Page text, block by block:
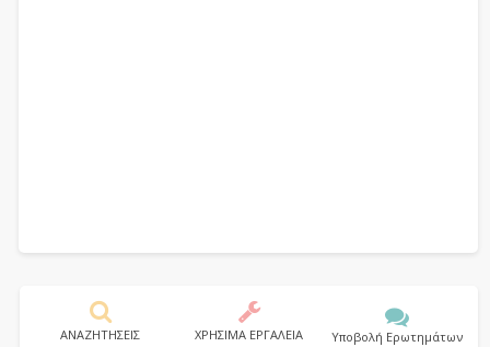
ΑΝΑΖΗΤΗΣΕΙΣ ΧΡΗΣΙΜΑ ΕΡΓΑΛΕΙΑ Υποβολή Ερωτημάτων